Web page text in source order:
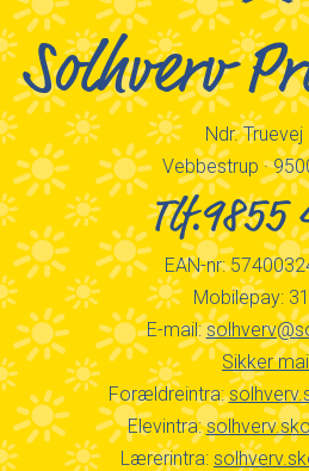
Solhverv
Ndr. Truevej
Vebbestrup ·
Tlf.9855
EAN-nr:
Mobilepay:
E-mail:
Sikker
Forældreintra:
Elevintra:
Lærerintra: